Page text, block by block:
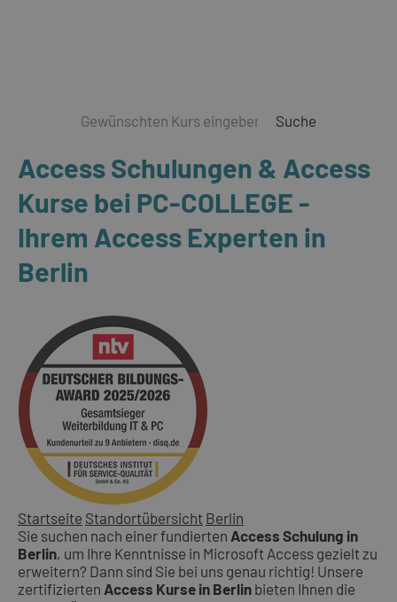
Suche
Access Schulungen & Access
Kurse bei PC-COLLEGE -
Ihrem Access Experten in
Berlin
Startseite Standortübersicht Berlin
Sie suchen nach einer fundierten Access Schulung in
Berlin, um Ihre Kenntnisse in Microsoft Access gezielt zu
erweitern? Dann sind Sie bei uns genau richtig! Unsere
zertifizierten Access Kurse in Berlin bieten Ihnen die